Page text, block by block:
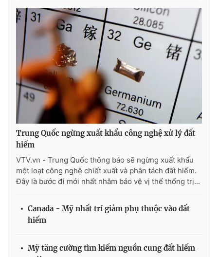
thông tin từ website này.
Trung Quốc ngừng xuất khẩu công nghệ xử lý đất
hiếm
VTV.vn - Trung Quốc thông báo sẽ ngừng xuất khẩu
một loạt công nghệ chiết xuất và phân tách đất hiếm.
Đây là bước đi mới nhất nhằm bảo vệ vị thế thống trị...
Canada - Mỹ nhất trí giảm phụ thuộc vào đất
hiếm
Mỹ tăng cường tìm kiếm nguồn cung đất hiếm